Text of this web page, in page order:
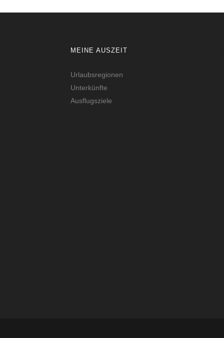
MEINE AUSZEIT
Urlaubsregionen
Unterkünfte
Ausflugsziele